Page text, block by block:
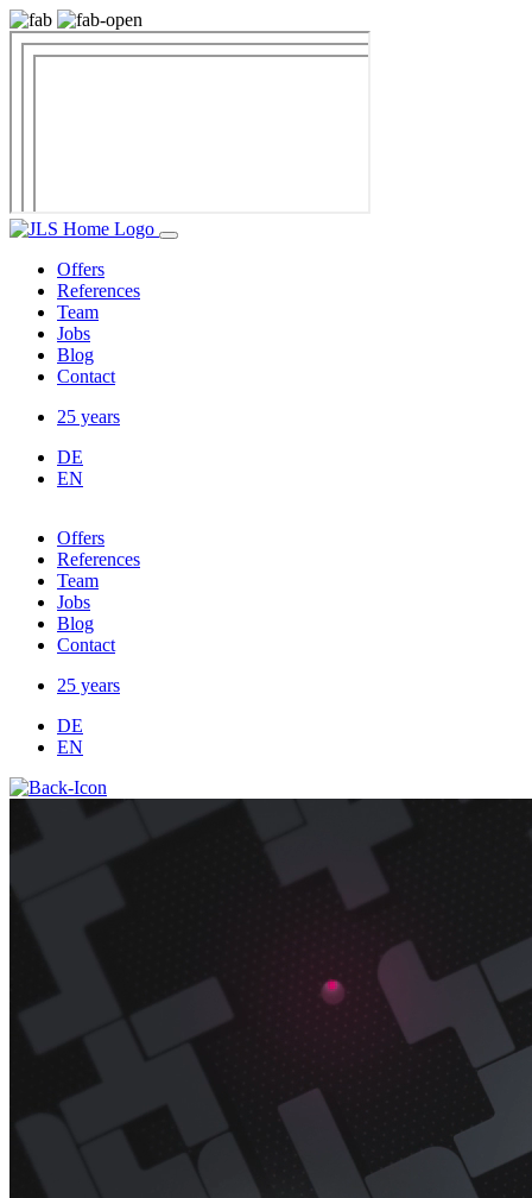
Offers
References
Team
Jobs
Blog
Contact
25 years
DE
EN
Offers
References
Team
Jobs
Blog
Contact
25 years
DE
EN